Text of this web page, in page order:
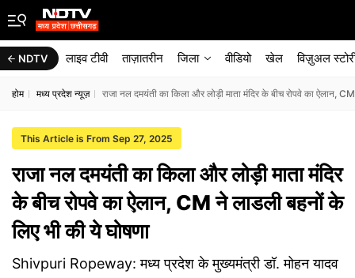
NDTV लाइव टीवी ताज़ातरीन जिला वीडियो खेल विज़ुअल
होम मध्य प्रदेश न्यूज़ राजा नल दमयंती का किला और लोड़ी माता मंदिर के बीच रोपवे का ऐलान,
This Article is From Sep 27, 2025
राजा नल दमयंती का किला और लोड़ी माता मंदिर
के बीच रोपवे का ऐलान, CM ने लाडली बहनों के
लिए भी की ये घोषणा
Shivpuri Ropeway: मध्य प्रदेश के मुख्यमंत्री डॉ. मोहन यादव